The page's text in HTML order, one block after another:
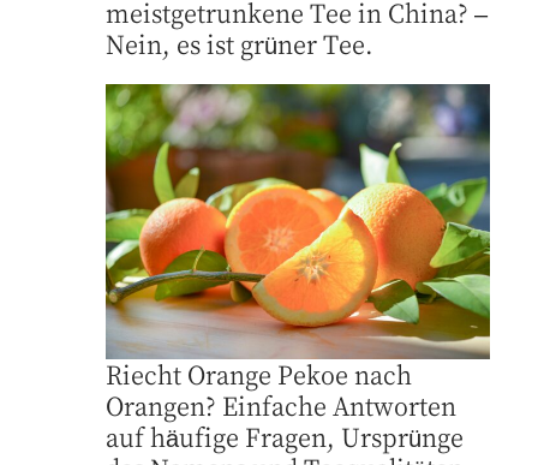
meistgetrunkene Tee in China? –
Nein, es ist grüner Tee.
Riecht Orange Pekoe nach
Orangen? Einfache Antworten
auf häufige Fragen, Ursprünge